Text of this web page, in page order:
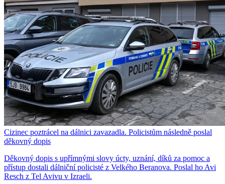
Cizinec poztrácel na dálnici zavazadla. Policistům následně poslal
děkovný dopis
Děkovný dopis s upřímnými slovy úcty, uznání, díků za pomoc a
přístup dostali dálniční policisté z Velkého Beranova. Poslal ho Avi
Resch z Tel Avivu v Izraeli.